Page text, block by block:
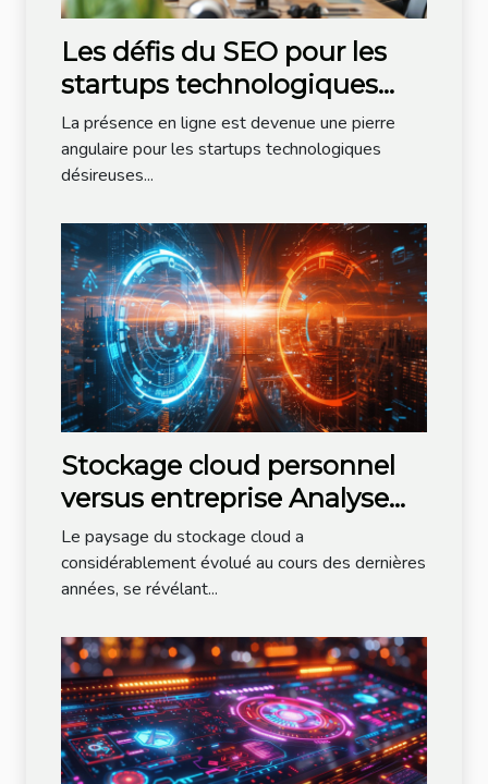
Les défis du SEO pour les
startups technologiques
meilleures pratiques pour
un référencement efficace
La présence en ligne est devenue une pierre
angulaire pour les startups technologiques
désireuses...
Stockage cloud personnel
versus entreprise Analyse
comparative des meilleures
solutions en 2023
Le paysage du stockage cloud a
considérablement évolué au cours des dernières
années, se révélant...